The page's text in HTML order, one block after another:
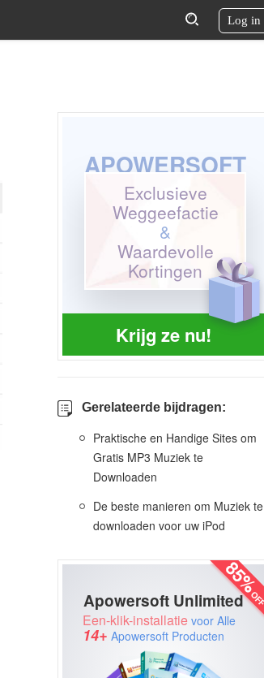
Log in
Krijg ze nu!
APOWERSOFT
Exclusieve
Weggeefactie
&
Waardevolle
Kortingen
Gerelateerde bijdragen:
Praktische en Handige Sites om
Gratis MP3 Muziek te
Downloaden
De beste manieren om Muziek te
downloaden voor uw iPod
Apowersoft Unlimited
Een-klik-installatie voor Alle
14+ Apowersoft Producten